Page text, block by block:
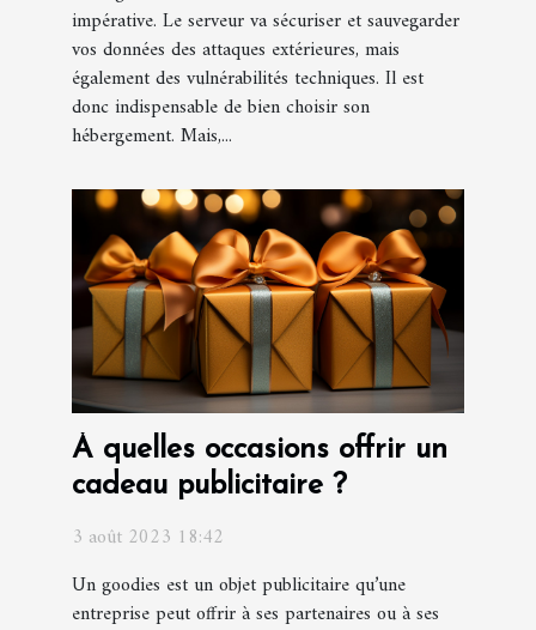
impérative. Le serveur va sécuriser et sauvegarder
vos données des attaques extérieures, mais
également des vulnérabilités techniques. Il est
donc indispensable de bien choisir son
hébergement. Mais,...
À quelles occasions offrir un
cadeau publicitaire ?
3 août 2023 18:42
Un goodies est un objet publicitaire qu’une
entreprise peut offrir à ses partenaires ou à ses